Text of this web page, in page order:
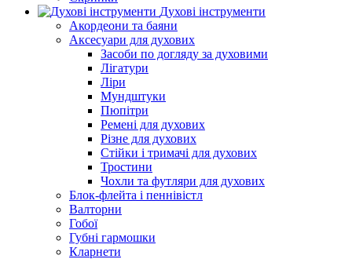
Духові інструменти
Акордеони та баяни
Аксесуари для духових
Засоби по догляду за духовими
Лігатури
Ліри
Мундштуки
Пюпітри
Ремені для духових
Різне для духових
Стійки і тримачі для духових
Тростини
Чохли та футляри для духових
Блок-флейта і пеннівістл
Валторни
Гобої
Губні гармошки
Кларнети